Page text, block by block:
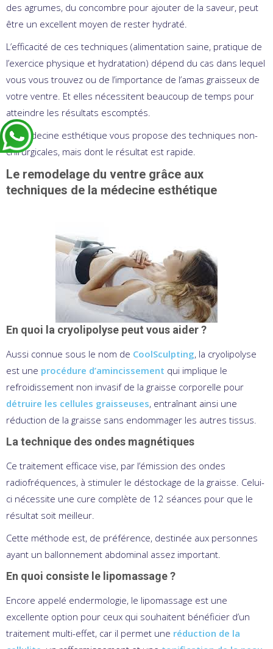
des agrumes, du concombre pour ajouter de la saveur, peut
être un excellent moyen de rester hydraté.
L’efficacité de ces techniques (alimentation saine, pratique de
l’exercice physique et hydratation) dépend du cas dans lequel
vous vous trouvez ou de l’importance de l’amas graisseux de
votre ventre. Et elles nécessitent beaucoup de temps pour
atteindre les résultats escomptés.
La médecine esthétique vous propose des techniques non-
chirurgicales, mais dont le résultat est rapide.
Le remodelage du ventre grâce aux
techniques de la médecine esthétique
En quoi la cryolipolyse peut vous aider ?
Aussi connue sous le nom de CoolSculpting, la cryolipolyse
est une procédure d’amincissement qui implique le
refroidissement non invasif de la graisse corporelle pour
détruire les cellules graisseuses, entraînant ainsi une
réduction de la graisse sans endommager les autres tissus.
La technique des ondes magnétiques
Ce traitement efficace vise, par l’émission des ondes
radiofréquences, à stimuler le déstockage de la graisse. Celui-
ci nécessite une cure complète de 12 séances pour que le
résultat soit meilleur.
Cette méthode est, de préférence, destinée aux personnes
ayant un ballonnement abdominal assez important.
En quoi consiste le lipomassage ?
Encore appelé endermologie, le lipomassage est une
excellente option pour ceux qui souhaitent bénéficier d’un
traitement multi-effet, car il permet une réduction de la